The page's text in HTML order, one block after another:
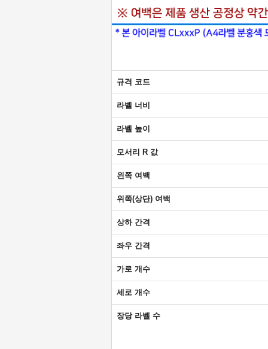
규격 코드
라벨 너비
라벨 높이
모서리 R 값
왼쪽 여백
위쪽(상단) 여백
상하 간격
좌우 간격
가로 개수
세로 개수
장당 라벨 수